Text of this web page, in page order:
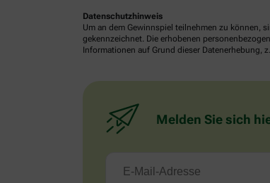
Datenschutzhinweis
Um an dem Gewinnspiel teilnehmen zu können,
gekennzeichnet. Die erhobenen
Informationen auf Grund dieser Datenerhebung,
Melden Sie sich